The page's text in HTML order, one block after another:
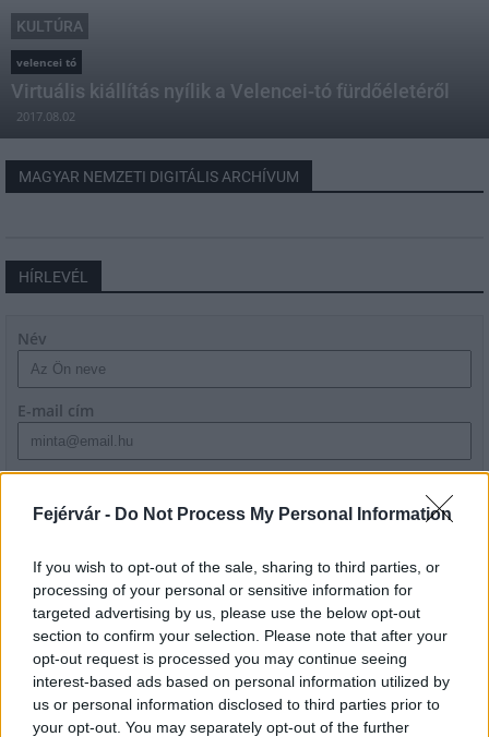
Fejérvár - Do Not Process My Personal Information
If you wish to opt-out of the sale, sharing to third parties, or
processing of your personal or sensitive information for
targeted advertising by us, please use the below opt-out
section to confirm your selection. Please note that after your
opt-out request is processed you may continue seeing
interest-based ads based on personal information utilized by
us or personal information disclosed to third parties prior to
your opt-out. You may separately opt-out of the further
KULTÚRA
velencei tó
Virtuális kiállítás nyílik a Velencei-tó fürdőéletéről
2017.08.02
MAGYAR NEMZETI DIGITÁLIS ARCHÍVUM
HÍRLEVÉL
Név
E-mail cím
szabályzatot!
LEGFRISSEBB
Országos hírek
Megérkezett az eső a Duna vízgyűjtőjére